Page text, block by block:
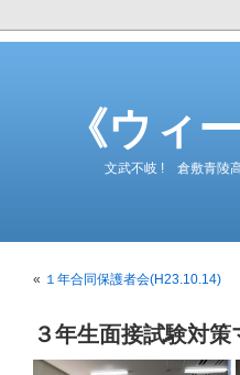
《ウィ
文武不岐 ! 倉敷青陵
« １年合同保護者会(H23.10.14)
３年生面接試験対